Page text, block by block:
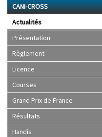
CANI-CROSS
Actualités
Présentation
Règlement
Licence
Courses
Grand Prix de France
Résultats
Handis